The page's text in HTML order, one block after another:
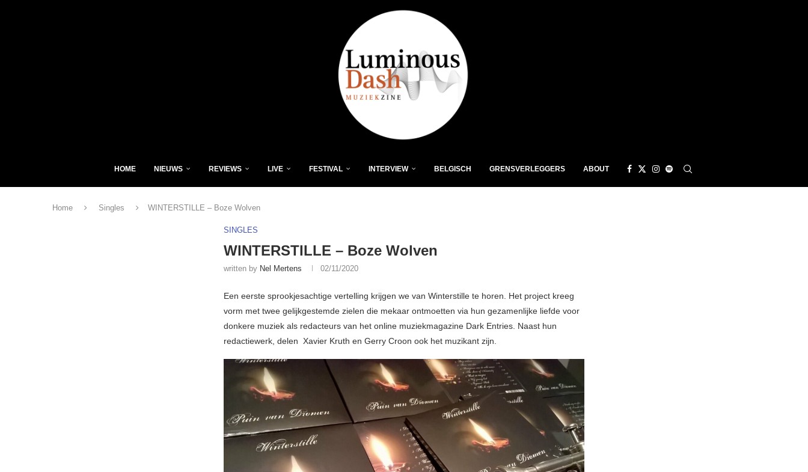
HOME NIEUWS REVIEWS LIVE FESTIVAL INTERVIEW BELGISCH GRENSVERLEGGERS ABOUT
Home Singles WINTERSTILLE – Boze Wolven
SINGLES
WINTERSTILLE – Boze Wolven
written by Nel Mertens 02/11/2020
Een eerste sprookjesachtige vertelling krijgen we van Winterstille te horen. Het project kreeg
vorm met twee gelijkgestemde zielen die mekaar ontmoetten via hun gezamenlijke liefde voor
donkere muziek als redacteurs van het online muziekmagazine Dark Entries. Naast hun
redactiewerk, delen Xavier Kruth en Gerry Croon ook het muzikant zijn.